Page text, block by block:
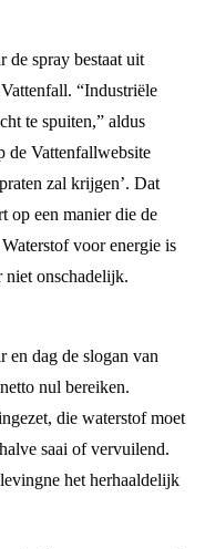
de spray bestaat uit
“Industriële
te spuiten,” aldus
de Vattenfallwebsite
zal krijgen’. Dat
op een manier die de
voor energie is
niet onschadelijk.
en dag de slogan van
nul bereiken.
die waterstof moet
saai of vervuilend.
het herhaaldelijk